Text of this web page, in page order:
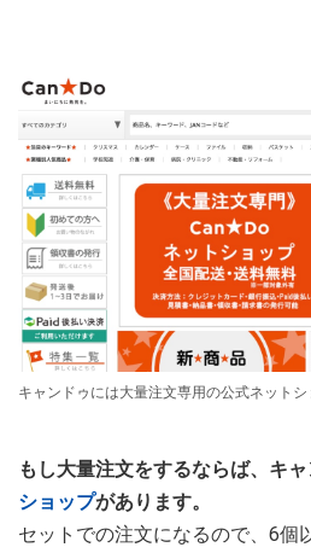
キャンドゥには大量注文専用の公式ネット
もし大量注文をするならば、キ
ショップがあります。
セットでの注文になるので、6個